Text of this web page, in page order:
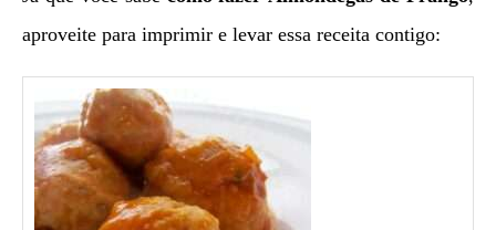
aproveite para imprimir e levar essa receita contigo: